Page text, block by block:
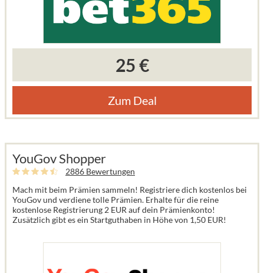
25 €
Zum Deal
YouGov Shopper
2886 Bewertungen
Mach mit beim Prämien sammeln! Registriere dich kostenlos bei
YouGov und verdiene tolle Prämien. Erhalte für die reine
kostenlose Registrierung 2 EUR auf dein Prämienkonto!
Zusätzlich gibt es ein Startguthaben in Höhe von 1,50 EUR!